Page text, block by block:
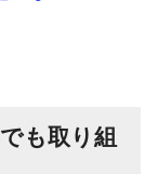
も取り組